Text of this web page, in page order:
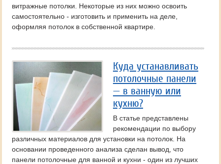
витражные потолки. Некоторые из них можно освоить
самостоятельно - изготовить и применить на деле,
оформляя потолок в собственной квартире.
Куда устанавливать
потолочные панели
— в ванную или
кухню?
В статье представлены
рекомендации по выбору
различных материалов для установки на потолок. На
основании проведенного анализа сделан вывод, что
панели потолочные для ванной и кухни - один из лучших